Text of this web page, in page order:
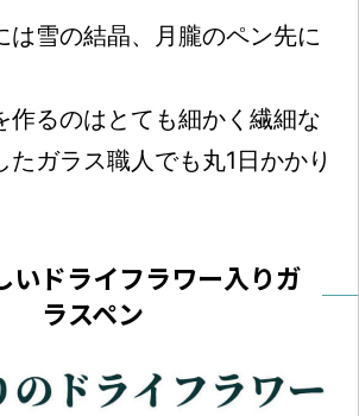
は雪の結晶、月朧のペン先に
作るのはとても細かく繊細な
たガラス職人でも丸1日かかり
いドライフラワー入りガ
ラスペン